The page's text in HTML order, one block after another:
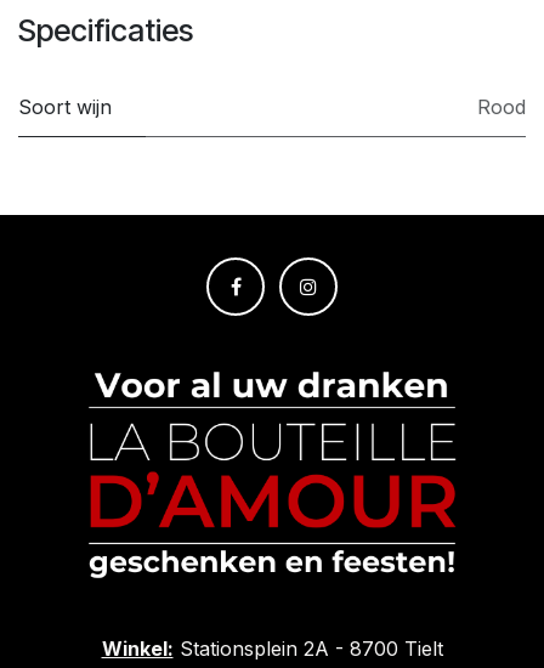
Specificaties
Soort wijn Rood
Winkel: Stationsplein 2A - 8700 Tielt